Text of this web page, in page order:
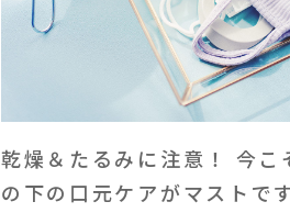
乾燥＆たるみに注意！ 今こ
の下の口元ケアがマストで